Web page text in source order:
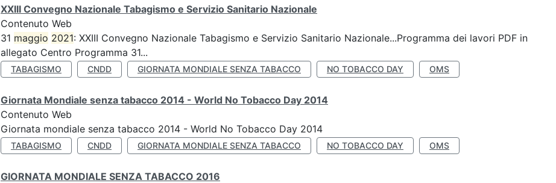
XXIII Convegno Nazionale Tabagismo e Servizio Sanitario Nazionale
Contenuto Web
31 maggio 2021: XXIII Convegno Nazionale Tabagismo e Servizio Sanitario Nazionale...Programma dei lavori PDF in
allegato Centro Programma 31...
TABAGISMO CNDD GIORNATA MONDIALE SENZA TABACCO NO TOBACCO DAY OMS
Giornata Mondiale senza tabacco 2014 - World No Tobacco Day 2014
Contenuto Web
Giornata mondiale senza tabacco 2014 - World No Tobacco Day 2014
TABAGISMO CNDD GIORNATA MONDIALE SENZA TABACCO NO TOBACCO DAY OMS
GIORNATA MONDIALE SENZA TABACCO 2016